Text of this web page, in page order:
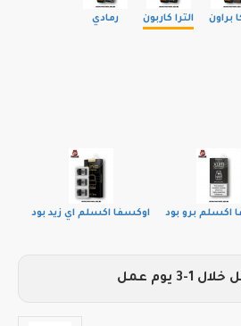
براون الترا كاربون رمادي
اكسلم برو بود اوكسفا اكسلم اي زيد بود
1-3 يوم عمل